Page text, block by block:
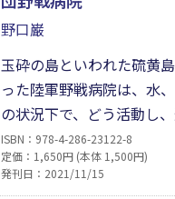
野口巌
玉砕の島といわれた硫黄
った陸軍野戦病院は、水
の状況下で、どう活動し
か。その全貌を余すところ
上海、フィリピン、硫黄島
り召集された陸軍軍医大
ISBN：978-4-286-23122-8
定価：1,650円 (本体 1,500円)
発刊日：2021/11/15